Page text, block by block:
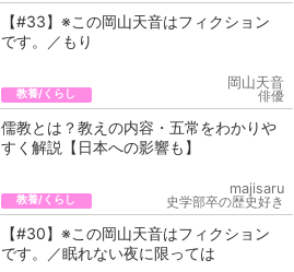
【#33】※この岡山天音はフィクション
です。／もり
教養/くらし
岡山天音
俳優
儒教とは？教えの内容・五常をわかりや
すく解説【日本への影響も】
教養/くらし
majisaru
史学部卒の歴史好き
【#30】※この岡山天音はフィクション
です。／眠れない夜に限っては